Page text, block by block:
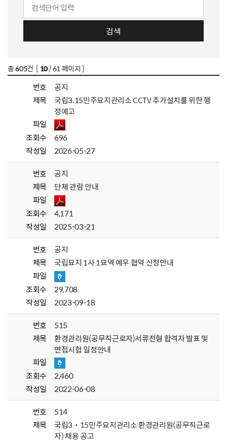
검색
총605건 [ 10/ 61 페이지 ]
번호
공지
제목
국립3.15민주묘지관리소 CCTV 추가설치를 위한 행
정예고
파일
조회수
696
작성일
2026-05-27
번호
공지
제목
단체 관람 안내
파일
조회수
4,171
작성일
2025-03-21
번호
공지
제목
국립묘지 1사 1묘역 예우 협약 신청안내
파일
조회수
29,708
작성일
2023-09-18
번호
515
제목
환경관리원(공무직근로자)서류전형 합격자 발표 및
면접시험 일정안내
파일
조회수
2,460
작성일
2022-06-08
번호
514
제목
국립3˙15민주묘지관리소 환경관리원(공무직근로
자) 채용 공고